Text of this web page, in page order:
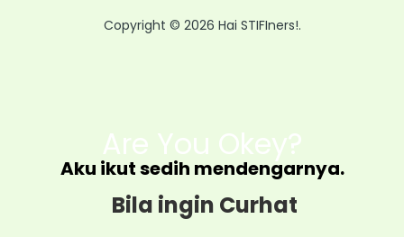
Copyright © 2026 Hai STIFIners!.
Are You Okey?
Aku ikut sedih mendengarnya.
Bila ingin Curhat